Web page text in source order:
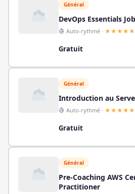
Général
DevOps Essentials
Auto-rythmé · ★★★★★
Gratuit
Général
Introduction au
Auto-rythmé · ★★★★★
Gratuit
Général
Pre-Coaching AWS
Practitioner